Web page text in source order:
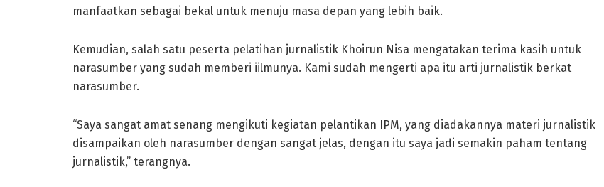
manfaatkan sebagai bekal untuk menuju masa depan yang lebih baik.
Kemudian, salah satu peserta pelatihan jurnalistik Khoirun Nisa mengatakan terima kasih untuk
narasumber yang sudah memberi iilmunya. Kami sudah mengerti apa itu arti jurnalistik berkat
narasumber.
“Saya sangat amat senang mengikuti kegiatan pelantikan IPM, yang diadakannya materi jurnalistik
disampaikan oleh narasumber dengan sangat jelas, dengan itu saya jadi semakin paham tentang
jurnalistik,” terangnya.